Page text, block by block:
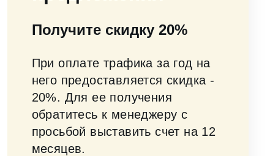
Получите скидку 20%
При оплате трафика за год на
него предоставляется скидка -
20%. Для ее получения
обратитесь к менеджеру с
просьбой выставить счет на 12
месяцев.